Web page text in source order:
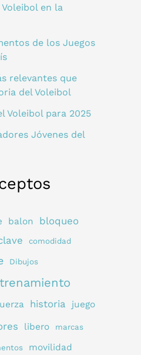
en la
de los Juegos
relevantes que
del Voleibol
Voleibol para 2025
Jóvenes del
balon
bloqueo
comodidad
Dibujos
historia juego
libero marcas
movilidad